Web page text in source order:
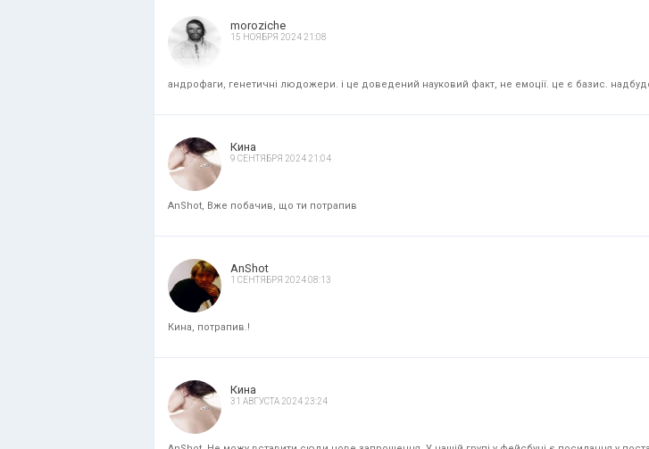
moroziche
15 НОЯБРЯ 2024 21:08
андрофаги, генетичні людожери. і це доведений науковий факт, не емоції. це є базис.
Кина
9 СЕНТЯБРЯ 2024 21:04
AnShot, Вже побачив, що ти потрапив
AnShot
1 СЕНТЯБРЯ 2024 08:13
Кина, потрапив.!
Кина
31 АВГУСТА 2024 23:24